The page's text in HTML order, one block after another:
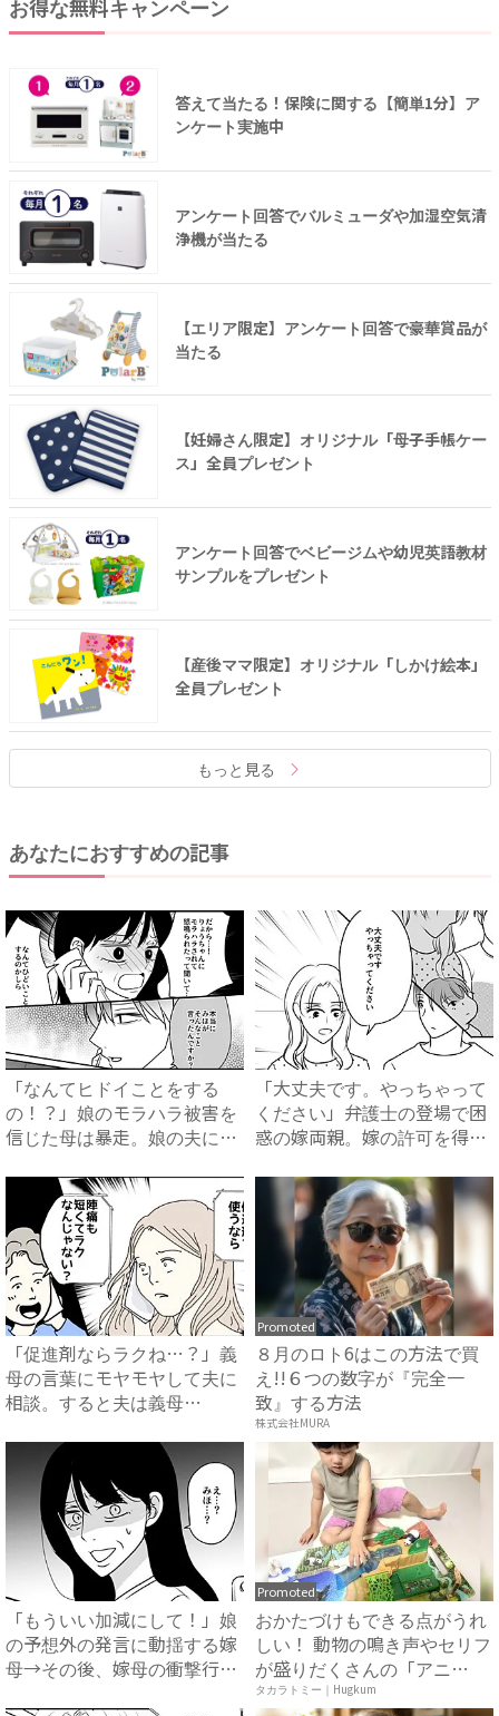
お得な無料キャンペーン
答えて当たる！保険に関する【簡単1分】ア
ンケート実施中
アンケート回答でバルミューダや加湿空気清
浄機が当たる
【エリア限定】アンケート回答で豪華賞品が
当たる
【妊婦さん限定】オリジナル「母子手帳ケー
ス」全員プレゼント
アンケート回答でベビージムや幼児英語教材
サンプルをプレゼント
【産後ママ限定】オリジナル「しかけ絵本」
全員プレゼント
もっと見る
あなたにおすすめの記事
「なんてヒドイことをする
の！？」娘のモラハラ被害を
信じた母は暴走。娘の夫に電
「大丈夫です。やっちゃって
ください」弁護士の登場で困
惑の嫁両親。嫁の許可を得た
「促進剤ならラクね…？」義
母の言葉にモヤモヤして夫に
相談。すると夫は義母
Promoted
８月のロト6はこの方法で買
え!!６つの数字が『完全一
致』する方法
株式会社MURA
「もういい加減にして！」娘
の予想外の発言に動揺する嫁
母→その後、嫁母の衝撃行動
Promoted
おかたづけもできる点がうれ
しい！ 動物の鳴き声やセリフ
が盛りだくさんの「アニ
ア ...
タカラトミー｜Hugkum